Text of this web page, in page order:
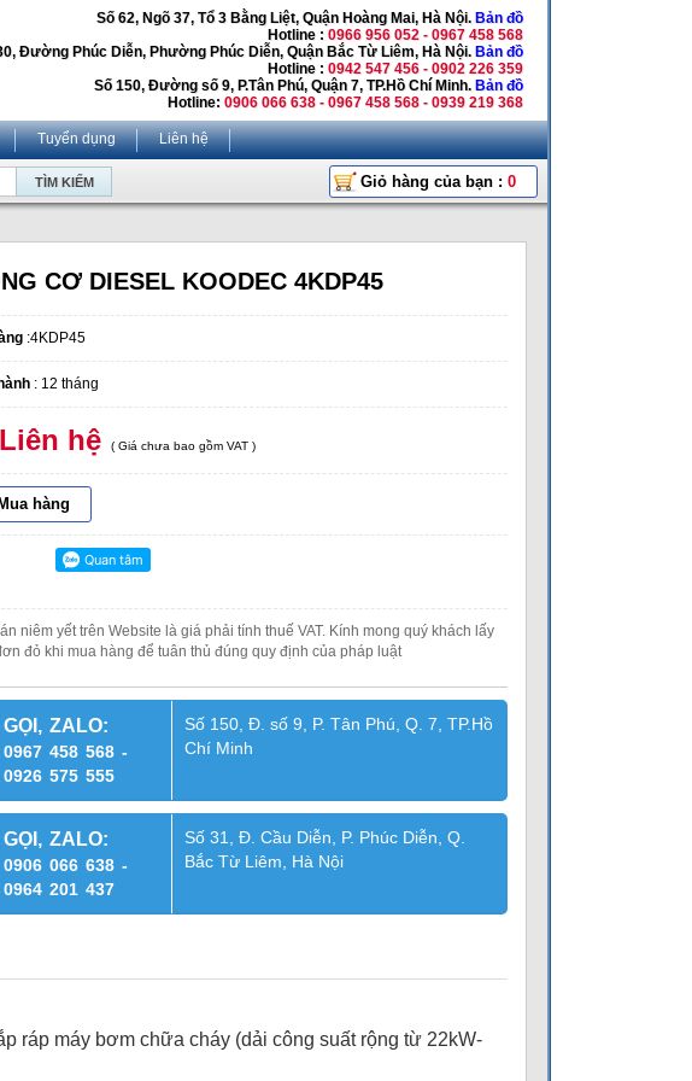
Số 62, Ngõ 37, Tổ 3 Bằng Liệt, Quận Hoàng Mai, Hà Nội. Bản đồ
Hotline : 0966 956 052 - 0967 458 568
Đường Phúc Diễn, Phường Phúc Diễn, Quận Bắc Từ Liêm, Hà Nội. Bản đồ
Hotline : 0942 547 456 - 0902 226 359
Số 150, Đường số 9, P.Tân Phú, Quận 7, TP.Hồ Chí Minh. Bản đồ
Hotline: 0906 066 638 - 0967 458 568 - 0939 219 368
Tuyển dụng Liên hệ
Giỏ hàng của bạn : 0
CƠ DIESEL KOODEC 4KDP45
:4KDP45
: 12 tháng
Liên hệ ( Giá chưa bao gồm VAT )
Mua hàng
niêm yết trên Website là giá phải tính thuế VAT. Kính mong quý khách lấy
đỏ khi mua hàng để tuân thủ đúng quy định của pháp luật
GỌI, ZALO:
0967 458 568 -
0926 575 555
Số 150, Đ. số 9, P. Tân Phú, Q. 7, TP.Hồ
Chí Minh
GỌI, ZALO:
0906 066 638 -
0964 201 437
Số 31, Đ. Cầu Diễn, P. Phúc Diễn, Q.
Bắc Từ Liêm, Hà Nội
ráp máy bơm chữa cháy (dải công suất rộng từ 22kW-